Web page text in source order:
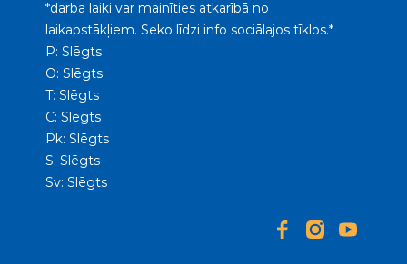
*darba laiki var mainīties atkarībā no
laikapstākļiem. Seko līdzi info sociālajos tīklos.*
P: Slēgts
O: Slēgts
T: Slēgts
C: Slēgts
Pk: Slēgts
S: Slēgts
Sv: Slēgts